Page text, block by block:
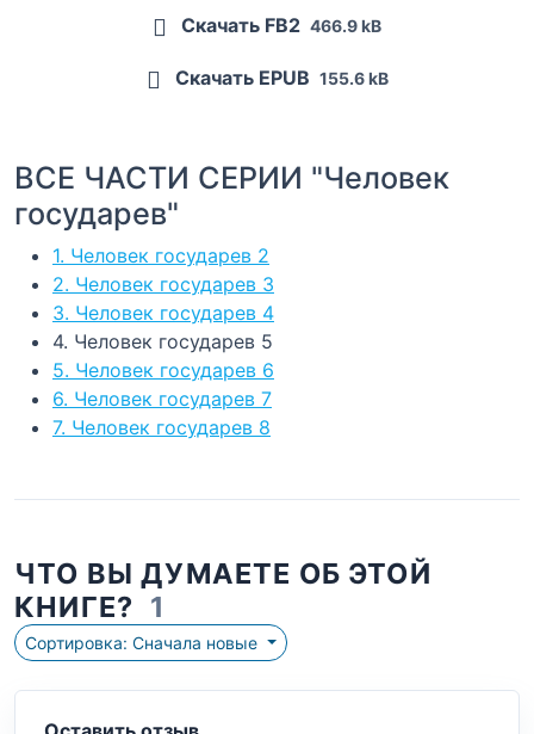
Скачать FB2 466.9 kB
Скачать EPUB 155.6 kB
ВСЕ ЧАСТИ СЕРИИ "Человек
государев"
1. Человек государев 2
2. Человек государев 3
3. Человек государев 4
4. Человек государев 5
5. Человек государев 6
6. Человек государев 7
7. Человек государев 8
ЧТО ВЫ ДУМАЕТЕ ОБ ЭТОЙ
КНИГЕ? 1
Сортировка: Сначала новые